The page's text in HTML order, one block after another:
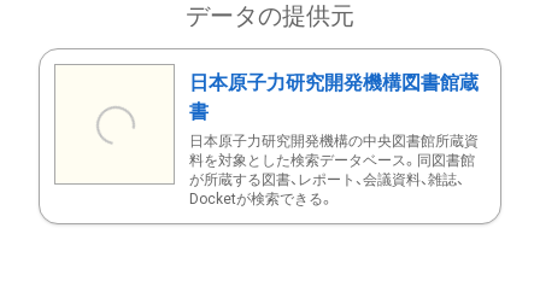
データの提供元
日本原子力研究開発機構図書館蔵
書
日本原子力研究開発機構の中央図書館所蔵資
料を対象とした検索データベース。同図書館
が所蔵する図書、レポート、会議資料、雑誌、
Docketが検索できる。